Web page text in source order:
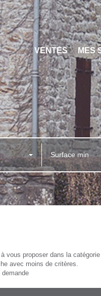
VENTES MES
vous proposer dans la
avec moins de critères.